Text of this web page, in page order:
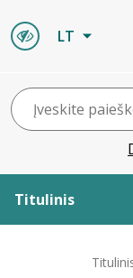
LT
Titulinis